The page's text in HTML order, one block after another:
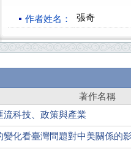
作者姓名： 張奇
著作名稱
流科技、政策與產業
化看臺灣問題對中美關係的